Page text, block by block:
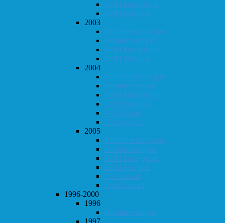
KM i hurtigsjakk
KM i lynsjakk
2003
Klubbmesterskapet
Høstturneringen
KM i hurtigsjakk
KM i lynsjakk
2004
Klubbmesterskapet
Høstturneringen
KM i hurtigsjakk
KM i lynsjakk
Vår-konrad
Høst-konrad
2005
Klubbmesterskapet
Høstturneringen
KM i hurtigsjakk
KM i lynsjakk
Vår-konrad
Høst-konrad
1996-2000
1996
Høstturneringen
1997